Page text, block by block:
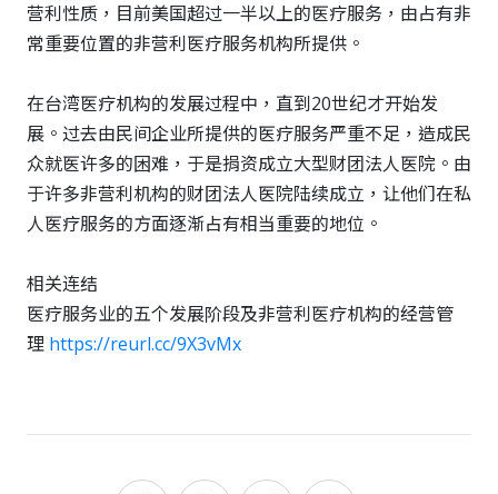
营利性质，目前美国超过一半以上的医疗服务，由占有非
常重要位置的非营利医疗服务机构所提供。
在台湾医疗机构的发展过程中，直到20世纪才开始发
展。过去由民间企业所提供的医疗服务严重不足，造成民
众就医许多的困难，于是捐资成立大型财团法人医院。由
于许多非营利机构的财团法人医院陆续成立，让他们在私
人医疗服务的方面逐渐占有相当重要的地位。
相关连结
医疗服务业的五个发展阶段及非营利医疗机构的经营管
理 https://reurl.cc/9X3vMx